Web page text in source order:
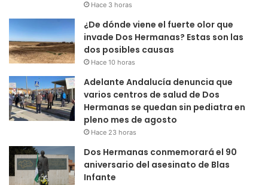
Hace 3 horas
¿De dónde viene el fuerte olor que
invade Dos Hermanas? Estas son las
dos posibles causas
Hace 10 horas
Adelante Andalucía denuncia que
varios centros de salud de Dos
Hermanas se quedan sin pediatra en
pleno mes de agosto
Hace 23 horas
Dos Hermanas conmemorará el 90
aniversario del asesinato de Blas
Infante